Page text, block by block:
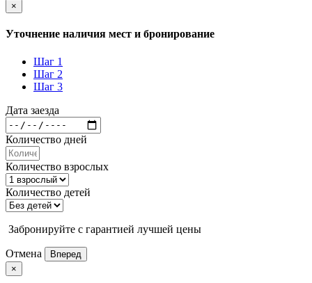
×
Уточнение наличия мест и бронирование
Шаг 1
Шаг 2
Шаг 3
Дата заезда
Количество дней
Количество взрослых
Количество детей
Забронируйте с гарантией лучшей цены
Отмена
Вперед
×